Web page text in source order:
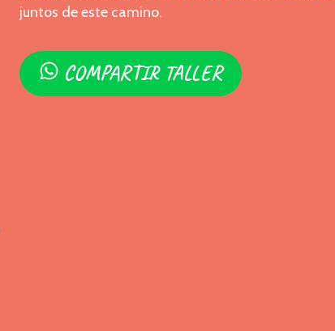
juntos de este camino.
COMPARTIR TALLER